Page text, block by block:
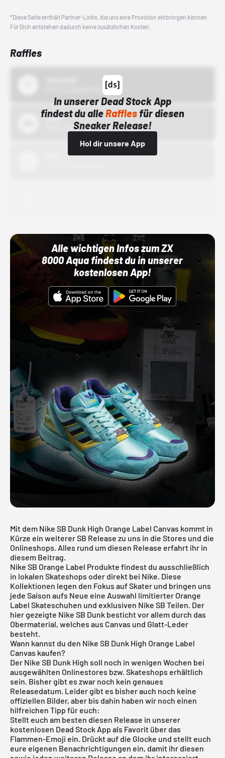
*Diese Seite enthält Partner-Links, die uns eine Provision einbringen können.
Für Dich entstehen dadurch keine zusätzlichen Kosten.
Raffles
In unserer Dead Stock App
findest du alleRafflesfür diesen
Sneaker Release!
Hol dir unsere App
Bstn
01.10.22 00:00 Uhr
Alle wichtigen Infos zum ZX
8000 Aqua findest du in unserer
kostenlosen App!
Mit dem Nike SB Dunk High Orange Label Canvas kommt in
Kürze ein weiterer SB Release zu uns in die Stores und die
Onlineshops. Alles rund um diesen Release erfahrt ihr in
diesem Beitrag.
Nike SB Orange Label Produkte findest du ausschließlich
in lokalen Skateshops oder direkt bei Nike. Diese
Kollektionen legen den Fokus auf Skater und bringen uns
jede Saison aufs Neue eine Auswahl limitierter Orange
Label Skateschuhen und exklusiven Nike SB Teilen. Der
hier gezeigte Nike SB Dunk besticht vor allem durch das
Obermaterial, welches aus Canvas und Glatt-Leder
besteht.
Wann kannst du den Nike SB Dunk High Orange Label
Canvas kaufen?
Der Nike SB Dunk High soll noch in wenigen Wochen bei
ausgewählten Onlinestores bzw. Skateshops erhältlich
sein. Bisher gibt es zwar noch kein genaues
Releasedatum. Leider gibt es bisher auch noch keine
offiziellen Bilder, aber bis dahin haben wir noch einen
hilfreichen Tipp für euch:
Stellt euch am besten diesen Release in unserer
kostenlosen Dead Stock App als Favorit über das
Flammen-Emoji ein. Drückt auf die Glocke und stellt euch
eure eigenen Benachrichtigungen ein, damit ihr diesen